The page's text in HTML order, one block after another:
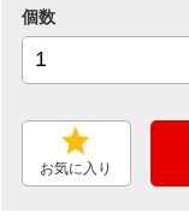
個数
お気に入り